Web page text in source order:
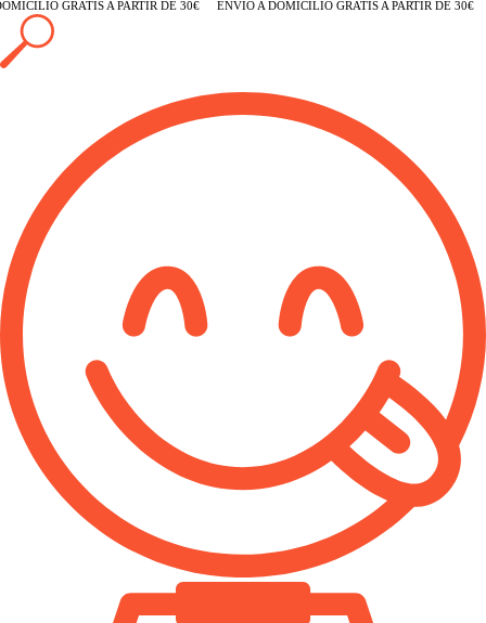
GRATIS A PARTIR DE 30€ ENVÍO A DOMICILIO GRATIS A PARTIR DE 30€